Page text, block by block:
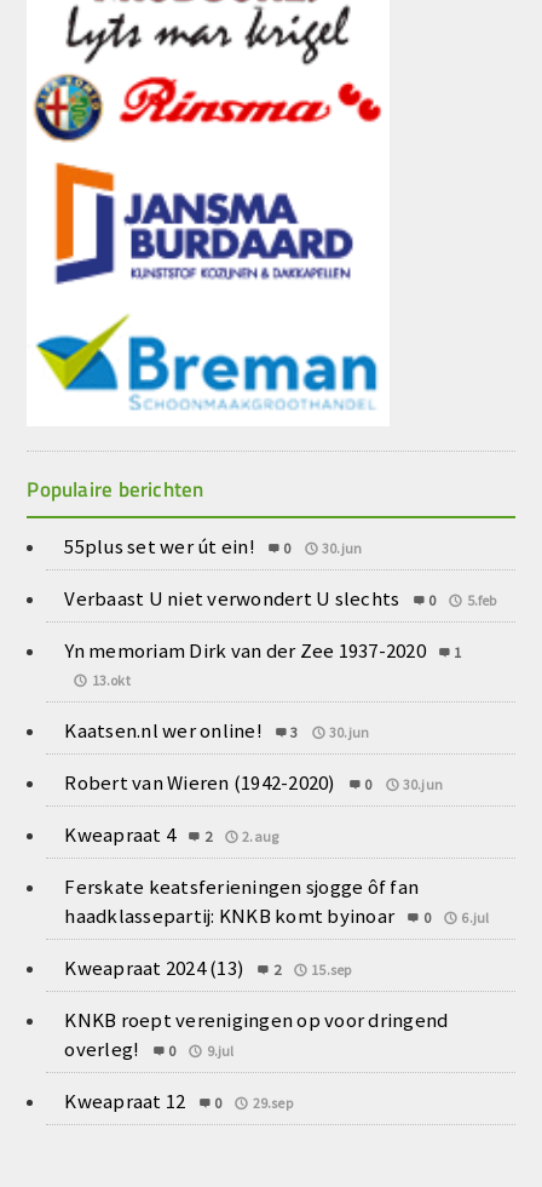
Populaire berichten
55plus set wer út ein! 0 30.jun
Verbaast U niet verwondert U slechts 0 5.feb
Yn memoriam Dirk van der Zee 1937-2020
1
13.okt
Kaatsen.nl wer online! 3 30.jun
Robert van Wieren (1942-2020) 0 30.jun
Kweapraat 4 2 2.aug
Ferskate keatsferieningen sjogge ôf fan
haadklassepartij: KNKB komt byinoar
0 6.jul
Kweapraat 2024 (13) 2 15.sep
KNKB roept verenigingen op voor dringend
overleg!
0 9.jul
Kweapraat 12 0 29.sep